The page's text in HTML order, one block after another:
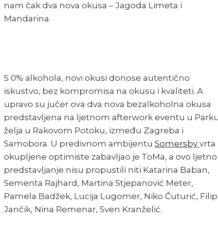
nam čak dva nova okusa – Jagoda Limeta i
Mandarina.
S 0% alkohola, novi okusi donose autentično
iskustvo, bez kompromisa na okusu i kvaliteti. A
upravo su jučer ova dva nova bezalkoholna okusa
predstavljena na ljetnom afterwork eventu u
želja u Rakovom Potoku, između Zagreba i
Samobora. U predivnom ambijentu Somersby vrta
okupljene optimiste zabavljao je ToMa, a ovo ljetno
predstavljanje nisu propustili niti Katarina Baban,
Sementa Rajhard, Martina Stjepanović Meter,
Pamela Badžek, Lucija Lugomer, Niko Čuturić, Filip
Jančik, Nina Remenar, Sven Kranželić.